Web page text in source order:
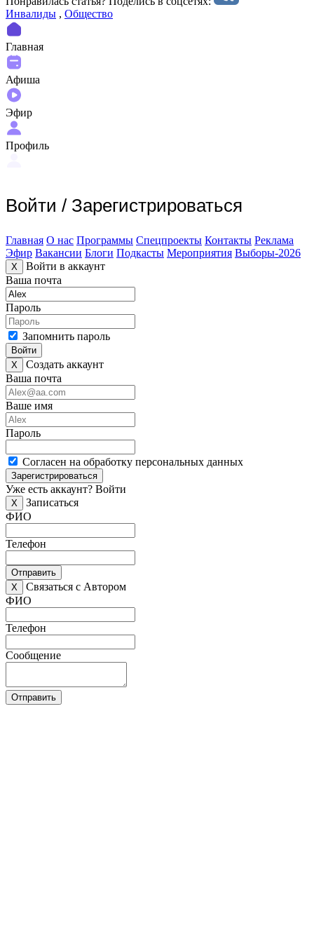
Инвалиды , Общество
Главная
Афиша
Эфир
Профиль
Войти / Зарегистрироваться
Главная О нас Программы Спецпроекты Контакты Реклама
Эфир Вакансии Блоги Подкасты Мероприятия Выборы-2026
X
Войти в аккаунт
Ваша почта
Пароль
Запомнить пароль
Войти
X
Создать аккаунт
Ваша почта
Ваше имя
Пароль
Согласен на обработку персональных данных
Зарегистрироваться
Уже есть аккаунт? Войти
X
Записаться
ФИО
Телефон
Отправить
X
Связаться с Автором
ФИО
Телефон
Сообщение
Отправить